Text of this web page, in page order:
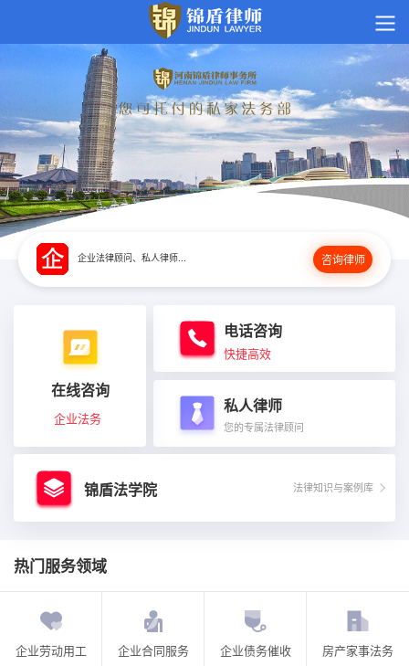
咨询律师
企业法律顾问、私人律师...
在线咨询
企业法务
电话咨询
快捷高效
私人律师
您的专属法律顾问
锦盾法学院 法律知识与案例库
热门服务领域
企业劳动用工 企业合同服务 企业债务催收 房产家事法务